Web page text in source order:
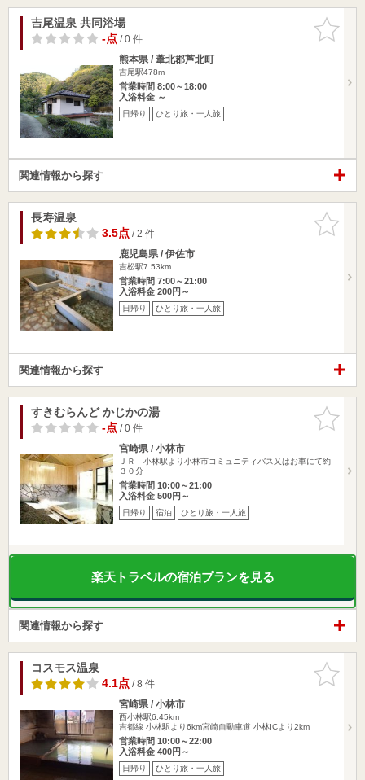
お気に入
りに追加
吉尾温泉 共同浴場
-点/ 0 件
熊本県 / 葦北郡芦北町
吉尾駅478m
営業時間 8:00～18:00
入浴料金 ～
日帰り ひとり旅・一人旅
関連情報から探す
お気に入
りに追加
長寿温泉
3.5点/ 2 件
鹿児島県 / 伊佐市
吉松駅7.53km
営業時間 7:00～21:00
入浴料金 200円～
日帰り ひとり旅・一人旅
関連情報から探す
お気に入
りに追加
すきむらんど かじかの湯
-点/ 0 件
宮崎県 / 小林市
ＪＲ 小林駅より小林市コミュニティバス又はお車にて約
３０分
営業時間 10:00～21:00
入浴料金 500円～
日帰り 宿泊 ひとり旅・一人旅
楽天トラベルの宿泊プランを見る
関連情報から探す
お気に入
りに追加
コスモス温泉
4.1点/ 8 件
宮崎県 / 小林市
西小林駅6.45km
吉都線 小林駅より6km宮崎自動車道 小林ICより2km
営業時間 10:00～22:00
入浴料金 400円～
日帰り ひとり旅・一人旅